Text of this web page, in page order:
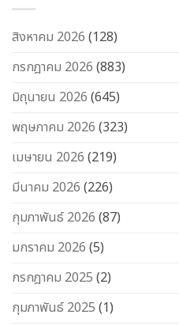
สิงหาคม 2026 (128)
กรกฎาคม 2026 (883)
มิถุนายน 2026 (645)
พฤษภาคม 2026 (323)
เมษายน 2026 (219)
มีนาคม 2026 (226)
กุมภาพันธ์ 2026 (87)
มกราคม 2026 (5)
กรกฎาคม 2025 (2)
กุมภาพันธ์ 2025 (1)